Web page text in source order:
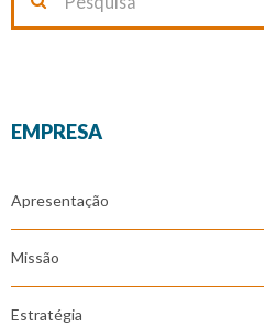
EMPRESA
Apresentação
Missão
Estratégia